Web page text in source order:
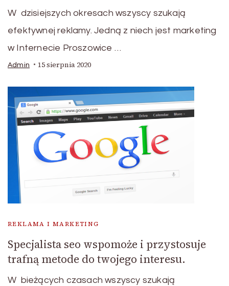
W dzisiejszych okresach wszyscy szukają
efektywnej reklamy. Jedną z niech jest marketing
w Internecie Proszowice …
Admin 15 sierpnia 2020
REKLAMA I MARKETING
Specjalista seo wspomoże i przystosuje
trafną metode do twojego interesu.
W bieżących czasach wszyscy szukają